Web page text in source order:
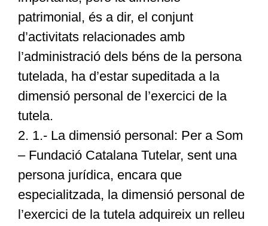
patrimonial, és a dir, el conjunt
d’activitats relacionades amb
l’administració dels béns de la persona
tutelada, ha d’estar supeditada a la
dimensió personal de l’exercici de la
tutela.
2. 1.- La dimensió personal: Per a Som
– Fundació Catalana Tutelar, sent una
persona jurídica, encara que
especialitzada, la dimensió personal de
l’exercici de la tutela adquireix un relleu